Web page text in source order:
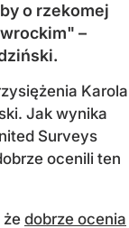
o rzekomej
–
Karola
Jak wynika
Surveys
ocenili ten
że dobrze ocenia